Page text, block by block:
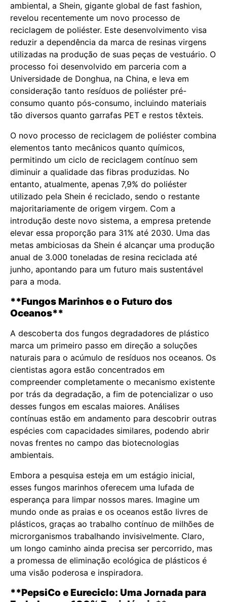
ambiental, a Shein, gigante global de fast fashion,
revelou recentemente um novo processo de
reciclagem de poliéster. Este desenvolvimento visa
reduzir a dependência da marca de resinas virgens
utilizadas na produção de suas peças de vestuário. O
processo foi desenvolvido em parceria com a
Universidade de Donghua, na China, e leva em
consideração tanto resíduos de poliéster pré-
consumo quanto pós-consumo, incluindo materiais
tão diversos quanto garrafas PET e restos têxteis.
O novo processo de reciclagem de poliéster combina
elementos tanto mecânicos quanto químicos,
permitindo um ciclo de reciclagem contínuo sem
diminuir a qualidade das fibras produzidas. No
entanto, atualmente, apenas 7,9% do poliéster
utilizado pela Shein é reciclado, sendo o restante
majoritariamente de origem virgem. Com a
introdução deste novo sistema, a empresa pretende
elevar essa proporção para 31% até 2030. Uma das
metas ambiciosas da Shein é alcançar uma produção
anual de 3.000 toneladas de resina reciclada até
junho, apontando para um futuro mais sustentável
para a moda.
**Fungos Marinhos e o Futuro dos
Oceanos**
A descoberta dos fungos degradadores de plástico
marca um primeiro passo em direção a soluções
naturais para o acúmulo de resíduos nos oceanos. Os
cientistas agora estão concentrados em
compreender completamente o mecanismo existente
por trás da degradação, a fim de potencializar o uso
desses fungos em escalas maiores. Análises
contínuas estão em andamento para descobrir outras
espécies com capacidades similares, podendo abrir
novas frentes no campo das biotecnologias
ambientais.
Embora a pesquisa esteja em um estágio inicial,
esses fungos marinhos oferecem uma lufada de
esperança para limpar nossos mares. Imagine um
mundo onde as praias e os oceanos estão livres de
plásticos, graças ao trabalho contínuo de milhões de
microrganismos trabalhando invisivelmente. Claro,
um longo caminho ainda precisa ser percorrido, mas
a promessa de eliminação ecológica de plásticos é
uma visão poderosa e inspiradora.
**PepsiCo e Eureciclo: Uma Jornada para